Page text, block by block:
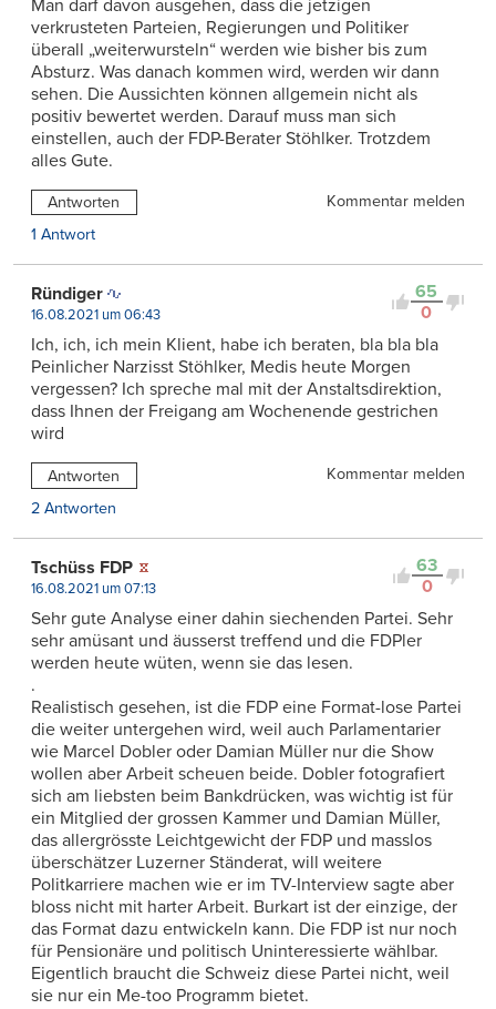
Man darf davon ausgehen, dass die jetzigen
verkrusteten Parteien, Regierungen und Politiker
überall „weiterwursteln“ werden wie bisher bis zum
Absturz. Was danach kommen wird, werden wir dann
sehen. Die Aussichten können allgemein nicht als
positiv bewertet werden. Darauf muss man sich
einstellen, auch der FDP-Berater Stöhlker. Trotzdem
alles Gute.
Antworten
Kommentar melden
1 Antwort
65
0
Ründiger
16.08.2021 um 06:43
Ich, ich, ich mein Klient, habe ich beraten, bla bla bla
Peinlicher Narzisst Stöhlker, Medis heute Morgen
vergessen? Ich spreche mal mit der Anstaltsdirektion,
dass Ihnen der Freigang am Wochenende gestrichen
wird
Antworten
Kommentar melden
2 Antworten
63
0
Tschüss FDP
16.08.2021 um 07:13
Sehr gute Analyse einer dahin siechenden Partei. Sehr
sehr amüsant und äusserst treffend und die FDPler
werden heute wüten, wenn sie das lesen.
.
Realistisch gesehen, ist die FDP eine Format-lose Partei
die weiter untergehen wird, weil auch Parlamentarier
wie Marcel Dobler oder Damian Müller nur die Show
wollen aber Arbeit scheuen beide. Dobler fotografiert
sich am liebsten beim Bankdrücken, was wichtig ist für
ein Mitglied der grossen Kammer und Damian Müller,
das allergrösste Leichtgewicht der FDP und masslos
überschätzer Luzerner Ständerat, will weitere
Politkarriere machen wie er im TV-Interview sagte aber
bloss nicht mit harter Arbeit. Burkart ist der einzige, der
das Format dazu entwickeln kann. Die FDP ist nur noch
für Pensionäre und politisch Uninteressierte wählbar.
Eigentlich braucht die Schweiz diese Partei nicht, weil
sie nur ein Me-too Programm bietet.